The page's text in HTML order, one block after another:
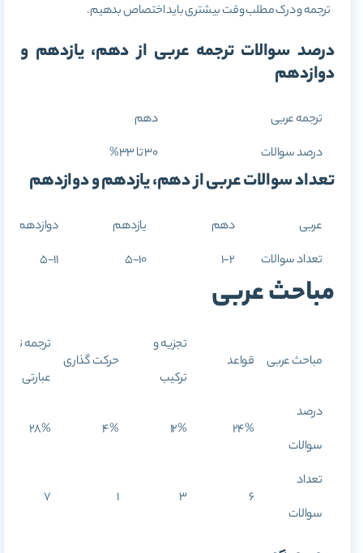
ترجمه و درک مطلب وقت بیشتری باید اختصاص بدهیم.
درصد سوالات ترجمه عربی از دهم، یازدهم و
دوازدهم
ترجمه عربی
دهم
درصد سوالات
30 تا 33%
تعداد سوالات عربی از دهم، یازدهم و دوازدهم
عربی دهم یازدهم
دوازدهم
تعداد سوالات
1-2
5-10
5-11
مباحث عربی
مباحث عربی قواعد
تجزیه و
ترکیب
حرکت گذاری
ترجمه تک
عبارتی
درصد
سوالات
24%
12%
4%
28%
تعداد
سوالات
6
3
1
7